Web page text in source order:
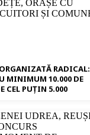
RADICAL:
MINIMUM 10.000 DE
CEL PUȚIN 5.000